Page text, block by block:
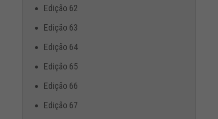
Edição 62
Edição 63
Edição 64
Edição 65
Edição 66
Edição 67